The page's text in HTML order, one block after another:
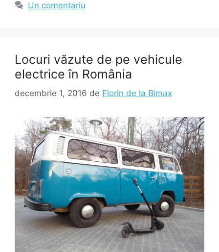
Un comentariu
Locuri văzute de pe vehicule
electrice în România
decembrie 1, 2016 de Florin de la Bimax